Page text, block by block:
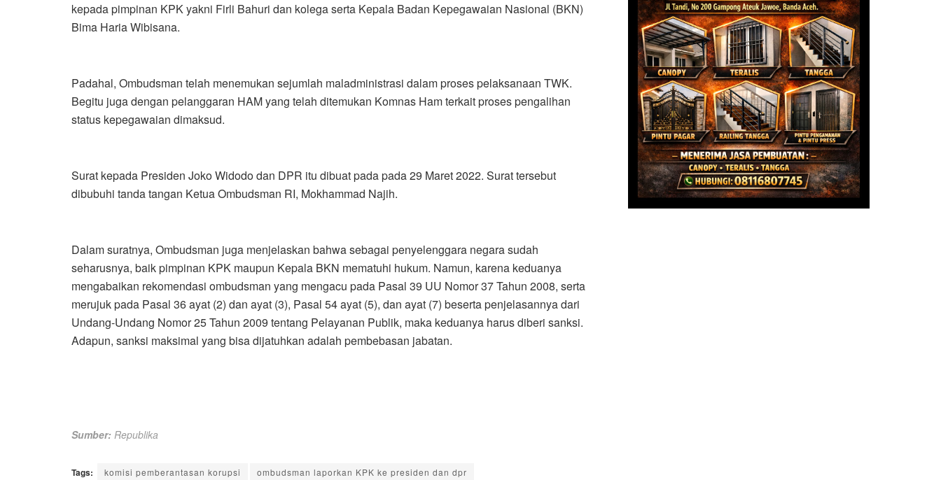
kepada pimpinan KPK yakni Firli Bahuri dan kolega serta Kepala Badan Kepegawaian Nasional (BKN)
Bima Haria Wibisana.
Padahal, Ombudsman telah menemukan sejumlah maladministrasi dalam proses pelaksanaan TWK.
Begitu juga dengan pelanggaran HAM yang telah ditemukan Komnas Ham terkait proses pengalihan
status kepegawaian dimaksud.
Surat kepada Presiden Joko Widodo dan DPR itu dibuat pada pada 29 Maret 2022. Surat tersebut
dibubuhi tanda tangan Ketua Ombudsman RI, Mokhammad Najih.
Dalam suratnya, Ombudsman juga menjelaskan bahwa sebagai penyelenggara negara sudah
seharusnya, baik pimpinan KPK maupun Kepala BKN mematuhi hukum. Namun, karena keduanya
mengabaikan rekomendasi ombudsman yang mengacu pada Pasal 39 UU Nomor 37 Tahun 2008, serta
merujuk pada Pasal 36 ayat (2) dan ayat (3), Pasal 54 ayat (5), dan ayat (7) beserta penjelasannya dari
Undang-Undang Nomor 25 Tahun 2009 tentang Pelayanan Publik, maka keduanya harus diberi sanksi.
Adapun, sanksi maksimal yang bisa dijatuhkan adalah pembebasan jabatan.
Sumber: Republika
Tags: komisi pemberantasan korupsi
ombudsman laporkan KPK ke presiden dan dpr